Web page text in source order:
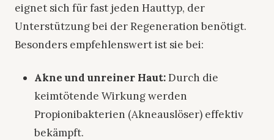
eignet sich für fast jeden Hauttyp, der
Unterstützung bei der Regeneration benötigt.
Besonders empfehlenswert ist sie bei:
Akne und unreiner Haut:Durch die
keimtötende Wirkung werden
Propionibakterien (Akneauslöser) effektiv
bekämpft.